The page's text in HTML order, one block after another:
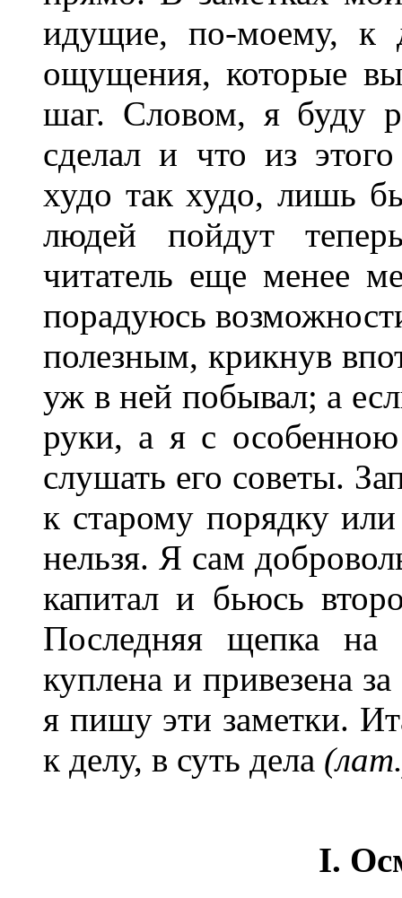
идущие, по-моему, к
ощущения, которые
шаг. Словом, я буду
сделал и что из
худо так худо, лишь
людей пойдут
читатель еще менее
порадуюсь
полезным, крикнув
уж в ней побывал; а
руки, а я с
слушать его советы.
к старому порядку
нельзя. Я сам
капитал и бьюсь
Последняя щепка
куплена и привезена
я пишу эти заметки.
к делу, в суть дела
I.